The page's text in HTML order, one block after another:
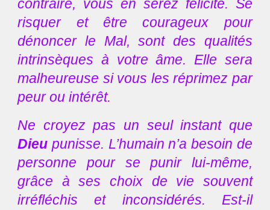
contraire, vous en serez félicité. Se
risquer et être courageux pour
dénoncer le Mal, sont des qualités
intrinsèques à votre âme. Elle sera
malheureuse si vous les réprimez par
peur ou intérêt.
Ne croyez pas un seul instant que
Dieu punisse. L’humain n’a besoin de
personne pour se punir lui-même,
grâce à ses choix de vie souvent
irréfléchis et inconsidérés. Est-il